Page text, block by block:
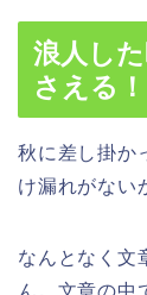
浪人し
さえる！
秋に差し掛か
け漏れがない
なんとなく文